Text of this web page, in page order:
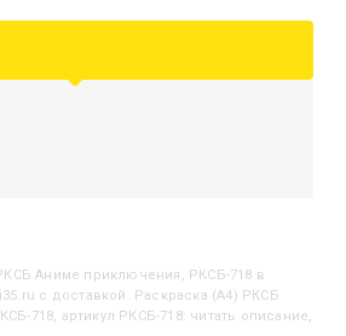
РКСБ Аниме приключения, РКСБ-718 в
с доставкой. Раскраска (А4) РКСБ
718, артикул РКСБ-718: читать описание,